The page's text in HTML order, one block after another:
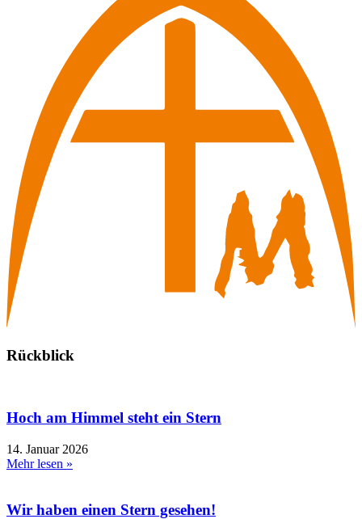
Rückblick
Hoch am Himmel steht ein Stern
14. Januar 2026
Mehr lesen »
Wir haben einen Stern gesehen!